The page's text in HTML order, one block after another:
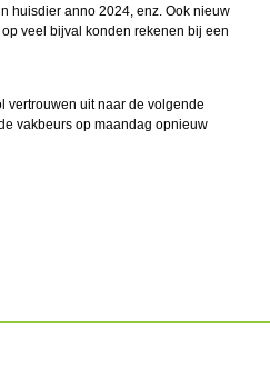
huisdier anno 2024, enz. Ook nieuw
veel bijval konden rekenen bij een
vertrouwen uit naar de volgende
vakbeurs op maandag opnieuw